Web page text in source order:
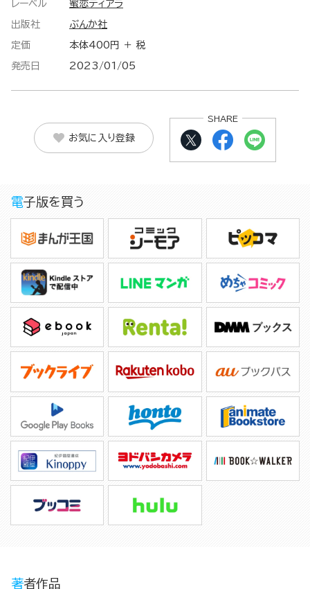
レーベル 蜜恋ティアラ
出版社 ぶんか社
定価 本体400円 ＋ 税
発売日 2023/01/05
お気に入り登録
SHARE
電子版を買う
著者作品